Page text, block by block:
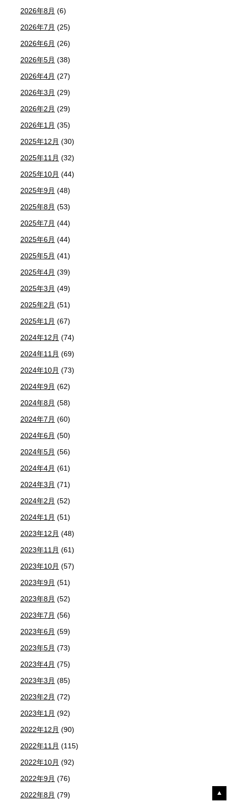
2026年8月 (6)
2026年7月 (25)
2026年6月 (26)
2026年5月 (38)
2026年4月 (27)
2026年3月 (29)
2026年2月 (29)
2026年1月 (35)
2025年12月 (30)
2025年11月 (32)
2025年10月 (44)
2025年9月 (48)
2025年8月 (53)
2025年7月 (44)
2025年6月 (44)
2025年5月 (41)
2025年4月 (39)
2025年3月 (49)
2025年2月 (51)
2025年1月 (67)
2024年12月 (74)
2024年11月 (69)
2024年10月 (73)
2024年9月 (62)
2024年8月 (58)
2024年7月 (60)
2024年6月 (50)
2024年5月 (56)
2024年4月 (61)
2024年3月 (71)
2024年2月 (52)
2024年1月 (51)
2023年12月 (48)
2023年11月 (61)
2023年10月 (57)
2023年9月 (51)
2023年8月 (52)
2023年7月 (56)
2023年6月 (59)
2023年5月 (73)
2023年4月 (75)
2023年3月 (85)
2023年2月 (72)
2023年1月 (92)
2022年12月 (90)
2022年11月 (115)
2022年10月 (92)
2022年9月 (76)
2022年8月 (79)